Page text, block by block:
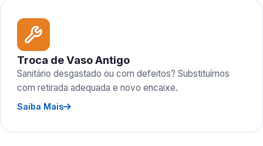
Troca de Vaso Antigo
Sanitário desgastado ou com defeitos? Substituímos
com retirada adequada e novo encaixe.
Saiba Mais